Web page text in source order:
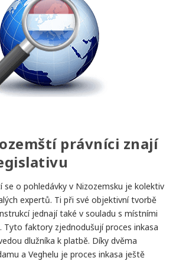
právníci znají
se o pohledávky v Nizozemsku je kolektiv
expertů. Ti při své objektivní tvorbě
jednají také v souladu s místními
Tyto faktory zjednodušují proces inkasa
dlužníka k platbě. Díky dvěma
a Veghelu je proces inkasa ještě